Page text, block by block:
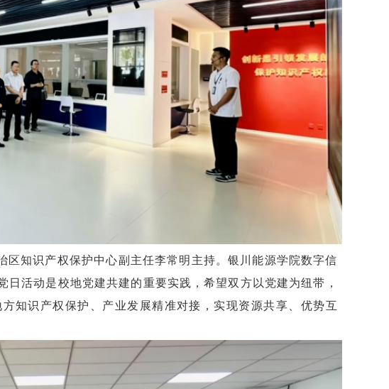
知识产权保护中心副主任李常明主持。银川能源学院数字信
活动是校地党建共建的重要实践，希望双方以党建为纽带，
知识产权保护、产业发展精准对接，实现资源共享、优势互